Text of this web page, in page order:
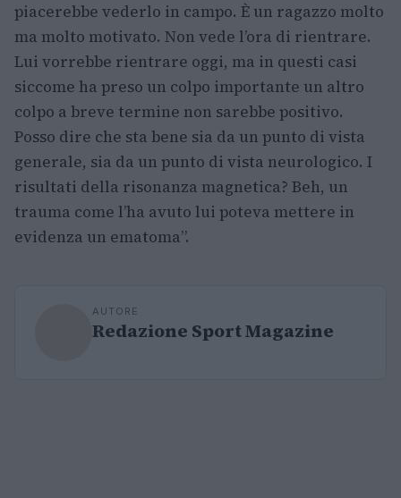
piacerebbe vederlo in campo. È un ragazzo molto
ma molto motivato. Non vede l’ora di rientrare.
Lui vorrebbe rientrare oggi, ma in questi casi
siccome ha preso un colpo importante un altro
colpo a breve termine non sarebbe positivo.
Posso dire che sta bene sia da un punto di vista
generale, sia da un punto di vista neurologico. I
risultati della risonanza magnetica? Beh, un
trauma come l’ha avuto lui poteva mettere in
evidenza un ematoma”.
AUTORE
Redazione Sport Magazine